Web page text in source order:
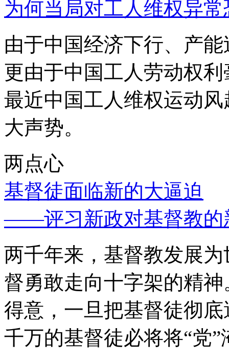
为何当局对工人维权异
由于中国经济下行、产
更由于中国工人劳动权
最近中国工人维权运动
大声势。
两点心
基督徒面临新的大逼迫
——评习新政对基督教的
两千年来，基督教发展
督勇敢走向十字架的精
得意，一旦把基督徒彻
千万的基督徒必将将“党”